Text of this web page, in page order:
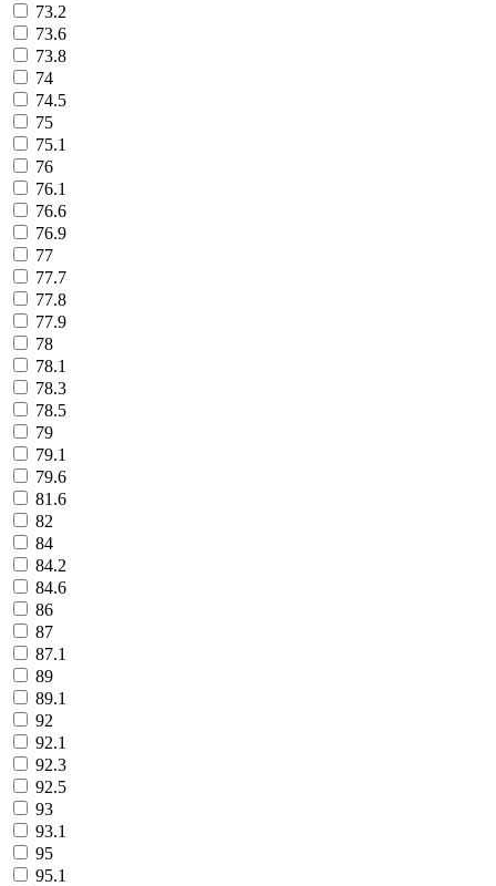
73.2
73.6
73.8
74
74.5
75
75.1
76
76.1
76.6
76.9
77
77.7
77.8
77.9
78
78.1
78.3
78.5
79
79.1
79.6
81.6
82
84
84.2
84.6
86
87
87.1
89
89.1
92
92.1
92.3
92.5
93
93.1
95
95.1